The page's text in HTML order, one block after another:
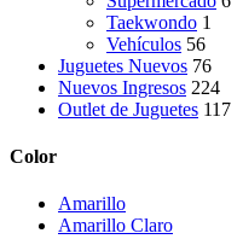
Taekwondo 1
Vehículos 56
Juguetes Nuevos 76
Nuevos Ingresos 224
Outlet de Juguetes 117
Color
Amarillo
Amarillo Claro